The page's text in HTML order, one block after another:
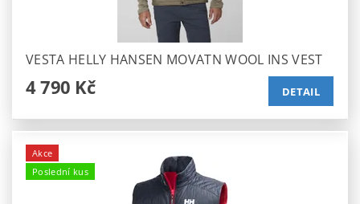
VESTA HELLY HANSEN MOVATN WOOL INS VEST
4 790 Kč DETAIL
Akce
Poslední kus